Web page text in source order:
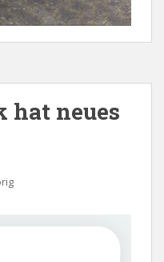
hat neues